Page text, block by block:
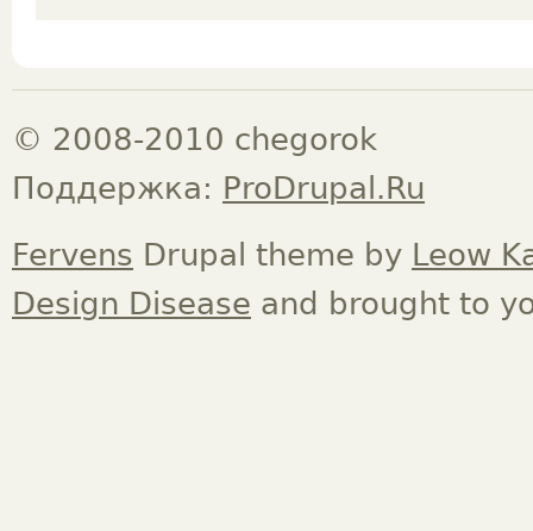
© 2008-2010 chegorok
Поддержка: ProDrupal.Ru
Fervens Drupal theme by Leow
Design Disease and brought to